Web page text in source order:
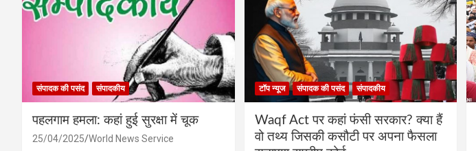
संपादक की पसंद संपादकीय
पहलगाम हमला: कहां हुई सुरक्षा में चूक
25/04/2025 World News Service
टॉप न्यूज संपादक की पसंद संपादकीय
Waqf Act पर कहां फंसी सरकार? क्या हैं
वो तथ्य जिसकी कसौटी पर अपना फैसला